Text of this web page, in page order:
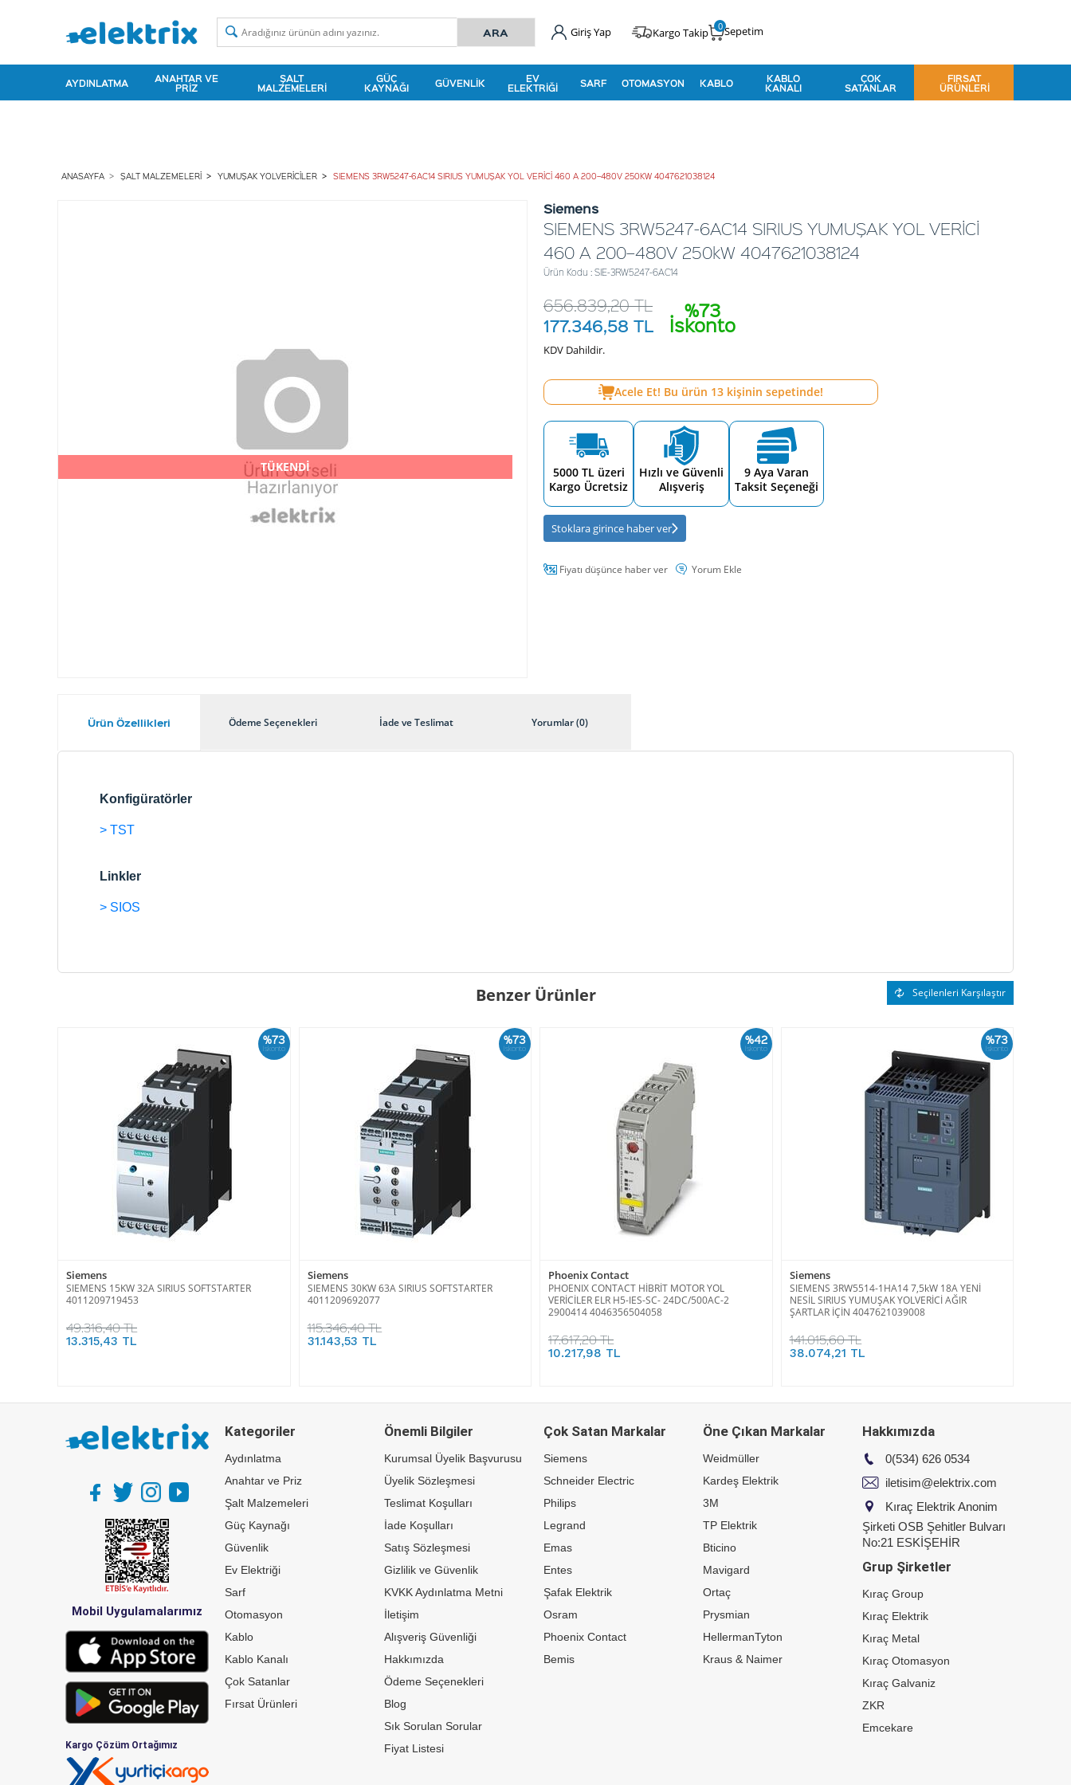
Giriş Yap Kargo Takip Sepetim
0
AYDINLATMA ANAHTAR VE
PRIZ
ŞALT
MALZEMELERI
GÜÇ
KAYNAĞI GÜVENLIK EV
ELEKTRIĞI SARF OTOMASYON KABLO KABLO
KANALI
ÇOK
SATANLAR
FIRSAT
ÜRÜNLERI
ANASAYFA ŞALT MALZEMELERI YUMUŞAK YOLVERICILER SIEMENS 3RW5247-6AC14 SIRIUS YUMUŞAK YOL VERİCİ 460 A 200–480V 250KW 4047621038124
TÜKENDİ
Siemens
SIEMENS 3RW5247-6AC14 SIRIUS YUMUŞAK YOL VERİCİ
460 A 200–480V 250kW 4047621038124
Ürün Kodu : SIE-3RW5247-6AC14
%73
İskonto
656.839,20TL
177.346,58 TL
KDV Dahildir.
Acele Et! Bu ürün 13kişinin sepetinde!
5000 TL üzeri
Kargo Ücretsiz
Hızlı ve Güvenli
Alışveriş
9 Aya Varan
Taksit Seçeneği
Stoklara girince haber ver
Fiyatı düşünce haber ver Yorum Ekle
Ürün Özellikleri Ödeme Seçenekleri İade ve Teslimat Yorumlar (0)
Konfigüratörler
> TST
Linkler
> SIOS
Benzer Ürünler Seçilenleri Karşılaştır
%73
İskonto
Siemens
SIEMENS 15KW 32A SIRIUS SOFTSTARTER
4011209719453
49.316,40 TL
13.315,43 TL
%73
İskonto
Siemens
SIEMENS 30KW 63A SIRIUS SOFTSTARTER
4011209692077
115.346,40 TL
31.143,53 TL
%42
İskonto
Phoenix Contact
PHOENIX CONTACT HİBRİT MOTOR YOL
VERİCİLER ELR H5-IES-SC- 24DC/500AC-2
2900414 4046356504058
17.617,20 TL
10.217,98 TL
%73
İskonto
Siemens
SIEMENS 3RW5514-1HA14 7,5kW 18A YENİ
NESİL SIRIUS YUMUŞAK YOLVERİCİ AĞIR
ŞARTLAR İÇİN 4047621039008
141.015,60 TL
38.074,21 TL
Mobil Uygulamalarımız
Kargo Çözüm Ortağımız
Kategoriler
Aydınlatma
Anahtar ve Priz
Şalt Malzemeleri
Güç Kaynağı
Güvenlik
Ev Elektriği
Sarf
Otomasyon
Kablo
Kablo Kanalı
Çok Satanlar
Fırsat Ürünleri
Önemli Bilgiler
Kurumsal Üyelik Başvurusu
Üyelik Sözleşmesi
Teslimat Koşulları
İade Koşulları
Satış Sözleşmesi
Gizlilik ve Güvenlik
KVKK Aydınlatma Metni
İletişim
Alışveriş Güvenliği
Hakkımızda
Ödeme Seçenekleri
Blog
Sık Sorulan Sorular
Fiyat Listesi
Çok Satan Markalar
Siemens
Schneider Electric
Philips
Legrand
Emas
Entes
Şafak Elektrik
Osram
Phoenix Contact
Bemis
Öne Çıkan Markalar
Weidmüller
Kardeş Elektrik
3M
TP Elektrik
Bticino
Mavigard
Ortaç
Prysmian
HellermanTyton
Kraus & Naimer
Hakkımızda
0(534) 626 0534
iletisim@elektrix.com
Kıraç Elektrik Anonim
Şirketi OSB Şehitler Bulvarı
No:21 ESKİŞEHİR
Grup Şirketler
Kıraç Group
Kıraç Elektrik
Kıraç Metal
Kıraç Otomasyon
Kıraç Galvaniz
ZKR
Emcekare